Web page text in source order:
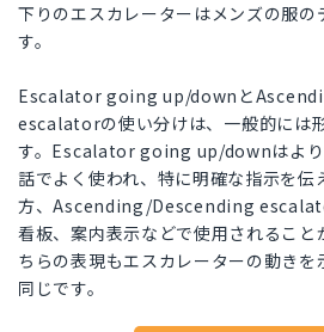
下りのエスカレーターはメンズの服の
す。
Escalator going up/downと
escalatorの使い分けは、一般的には
す。Escalator going up/downはより
話でよく使われ、特に明確な指示を伝
方、Ascending/Descending
看板、案内表示などで使用されること
ちらの表現もエスカレーターの動き
同じです。